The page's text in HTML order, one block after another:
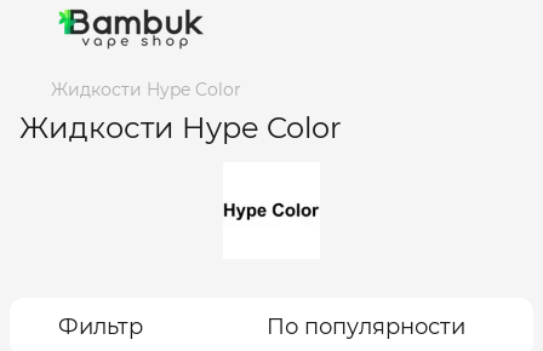
Жидкости Hype Color
Жидкости Hype Color
Фильтр По популярности